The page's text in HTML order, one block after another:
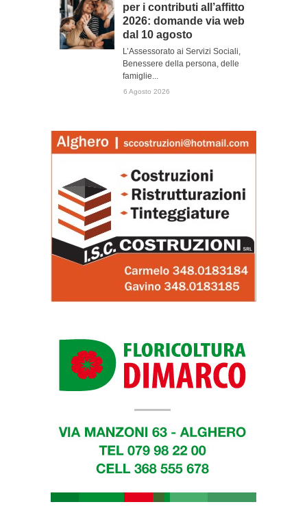
per i contributi all’affitto
2026: domande via web
dal 10 agosto
L’Assessorato ai Servizi Sociali,
Benessere della persona, delle
famiglie...
6 Agosto 2026